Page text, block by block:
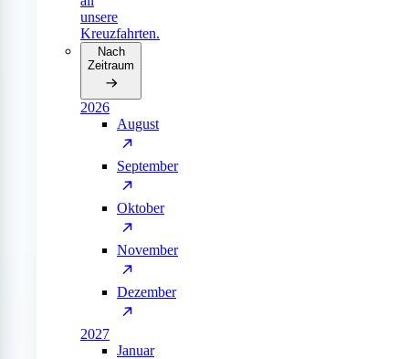
unsere
Kreuzfahrten.
Nach
Zeitraum
2026
August
September
Oktober
November
Dezember
2027
Januar